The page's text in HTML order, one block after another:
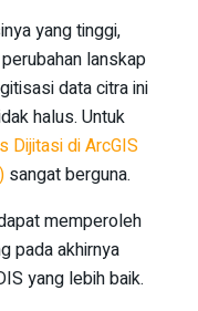
yang tinggi,
lanskap
data citra ini
halus. Untuk
Dijitasi di ArcGIS
sangat berguna.
memperoleh
pada akhirnya
yang lebih baik.